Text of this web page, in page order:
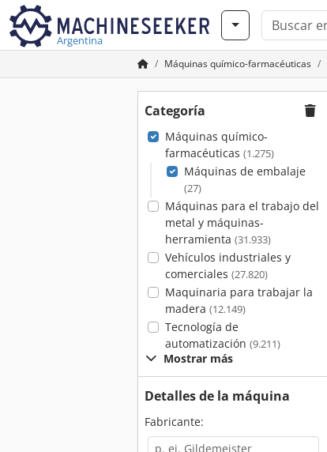
Argentina
Máquinas químico-farmacéuticas
Categoría
Máquinas químico-
farmacéuticas (1.275)
Máquinas de embalaje
(27)
Máquinas para el trabajo del
metal y máquinas-
herramienta (31.933)
Vehículos industriales y
comerciales (27.820)
Maquinaria para trabajar la
madera (12.149)
Tecnología de
automatización (9.211)
Mostrar más
Detalles de la máquina
Fabricante: